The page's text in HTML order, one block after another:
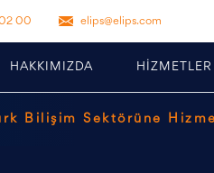
00 elips@elips.com
HAKKIMIZDA HİZMETLER
Bilişim Sektörüne